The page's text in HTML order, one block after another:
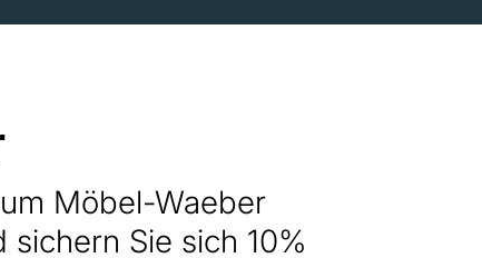
Möbel-Waeber
sichern Sie sich 10%